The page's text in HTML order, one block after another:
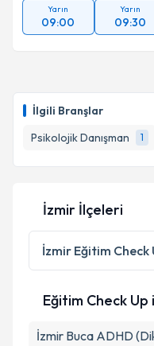
İlgili Branşlar
Psikolojik Danışman
1
Yarın
09:00
Yarın
09:30
İzmir İlçeleri
İzmir Eğitim Check
Eğitim Check
İzmir Buca ADHD